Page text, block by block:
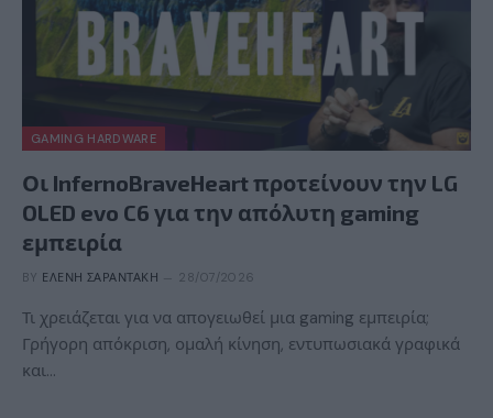
GAMING HARDWARE
Οι InfernoBraveHeart προτείνουν την LG
OLED evo C6 για την απόλυτη gaming
εμπειρία
BY ΕΛΈΝΗ ΣΑΡΑΝΤΆΚΗ 28/07/2026
Τι χρειάζεται για να απογειωθεί μια gaming εμπειρία;
Γρήγορη απόκριση, ομαλή κίνηση, εντυπωσιακά γραφικά
και…